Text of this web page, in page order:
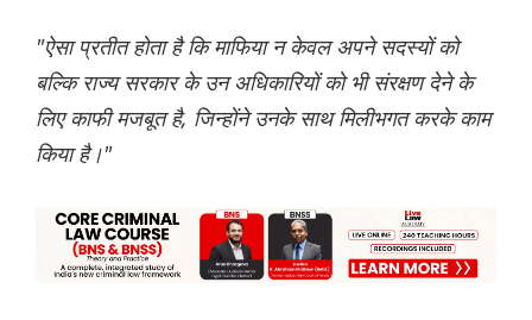
"ऐसा प्रतीत होता है कि माफिया न केवल अपने सदस्यों को
बल्कि राज्य सरकार के उन अधिकारियों को भी संरक्षण देने के
लिए काफी मजबूत है, जिन्होंने उनके साथ मिलीभगत करके काम
किया है।"